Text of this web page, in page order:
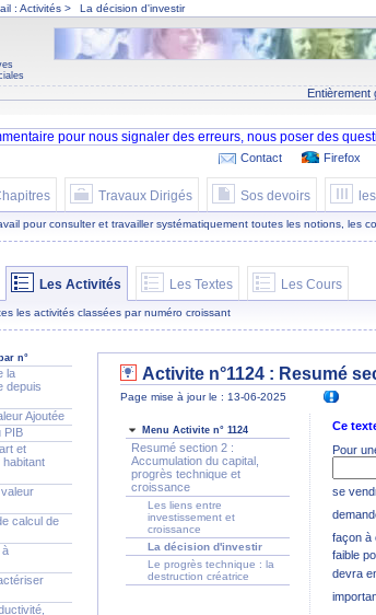
: Activités > La décision d'investir
Entièrement
Contact Firefox
Travaux Dirigés Sos devoirs
pour consulter et travailler systématiquement toutes les notions, les
Les Activités Les Textes Les Cours
les activités classées par numéro croissant
n°
la
depuis
Ajoutée
PIB
et
habitant
calcul de
à
Activite n°1124 : Resumé
Page mise à jour le : 13-06-2025
Menu Activite n° 1124
Resumé section 2 :
Accumulation du capital,
progrès technique et
croissance
Les liens entre
investissement et
croissance
La décision d'investir
Le progrès technique : la
destruction créatrice
Ce
Pour
se
façon à
faible
devra